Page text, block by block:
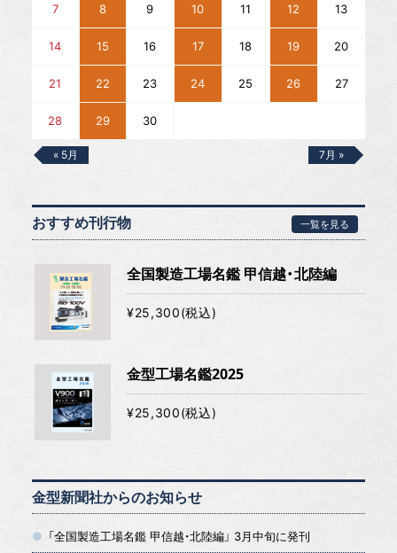
7 8 9 10 11 12 13
14 15 16 17 18 19 20
21 22 23 24 25 26 27
28 29 30
« 5月 7月 »
おすすめ刊行物 一覧を見る
全国製造工場名鑑 甲信越・北陸編
¥25,300(税込)
金型工場名鑑2025
¥25,300(税込)
金型新聞社からのお知らせ
「全国製造工場名鑑 甲信越・北陸編」 3月中旬に発刊